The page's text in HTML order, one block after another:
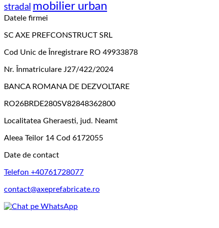
stradal mobilier urban
Datele firmei
SC AXE PREFCONSTRUCT SRL
Cod Unic de Înregistrare RO 49933878
Nr. Înmatriculare J27/422/2024
BANCA ROMANA DE DEZVOLTARE
RO26BRDE280SV82848362800
Localitatea Gheraesti, jud. Neamt
Aleea Teilor 14 Cod 6172055
Date de contact
Telefon +40761728077
contact@axeprefabricate.ro